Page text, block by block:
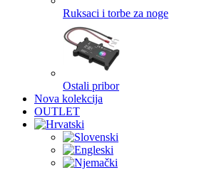
Ruksaci i torbe za noge
Ostali pribor
Nova kolekcija
OUTLET